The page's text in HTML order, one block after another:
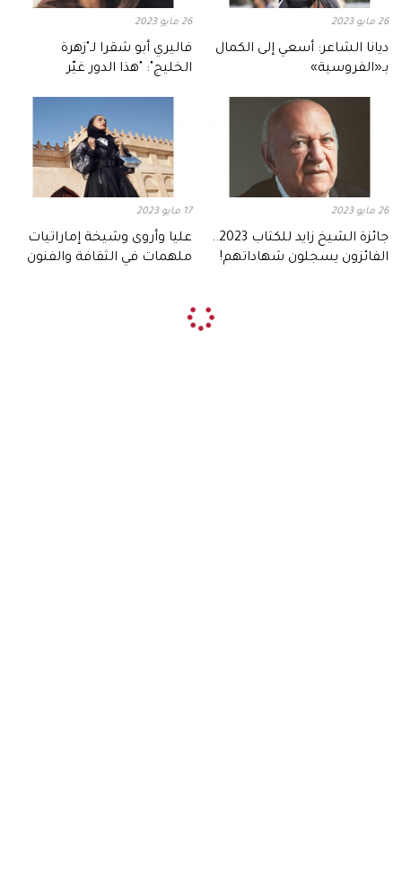
26 مايو 2023
ديانا الشاعر: أسعي إلى الكمال
بـ«الفروسية»
26 مايو 2023
فاليري أبو شقرا لـ"زهرة
الخليج": "هذا الدور غيّر
26 مايو 2023
جائزة الشيخ زايد للكتاب 2023..
الفائزون يسجلون شهاداتهم!
17 مايو 2023
عليا وأروى وشيخة إماراتيات
ملهمات في الثقافة والفنون